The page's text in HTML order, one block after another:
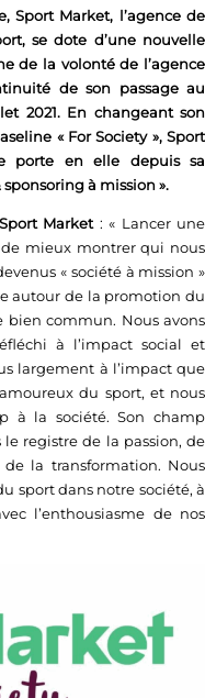
Sport Market, l’agence de
se dote d’une nouvelle
de la volonté de l’agence
de son passage au
2021. En changeant son
« For Society », Sport
porte en elle depuis sa
à mission ».
Market : « Lancer une
de mieux montrer qui nous
« société à mission »
autour de la promotion du
commun. Nous avons
à l’impact social et
largement à l’impact que
du sport, et nous
à la société. Son champ
le registre de la passion, de
la transformation. Nous
sport dans notre société, à
l’enthousiasme de nos